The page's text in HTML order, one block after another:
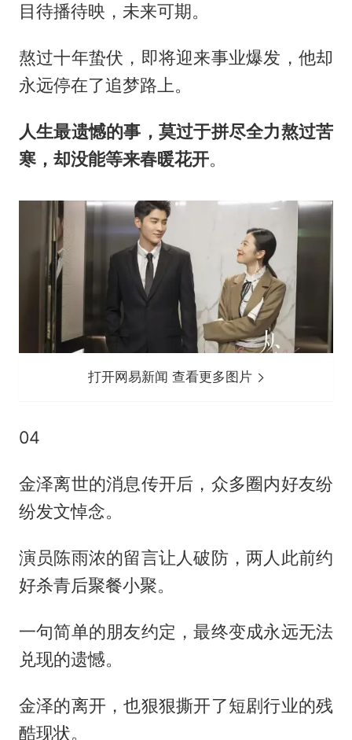
目待播待映，未来可期。
熬过十年蛰伏，即将迎来事业爆发，他却
永远停在了追梦路上。
人生最遗憾的事，莫过于拼尽全力熬过苦
寒，却没能等来春暖花开。
打开网易新闻 查看更多图片
04
金泽离世的消息传开后，众多圈内好友纷
纷发文悼念。
演员陈雨浓的留言让人破防，两人此前约
好杀青后聚餐小聚。
一句简单的朋友约定，最终变成永远无法
兑现的遗憾。
金泽的离开，也狠狠撕开了短剧行业的残
酷现状。